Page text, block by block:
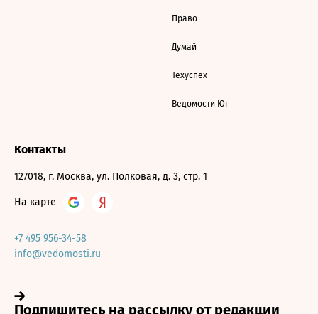
Право
Думай
Техуспех
Ведомости Юг
Контакты
127018, г. Москва, ул. Полковая, д. 3, стр. 1
На карте
+7 495 956-34-58
info@vedomosti.ru